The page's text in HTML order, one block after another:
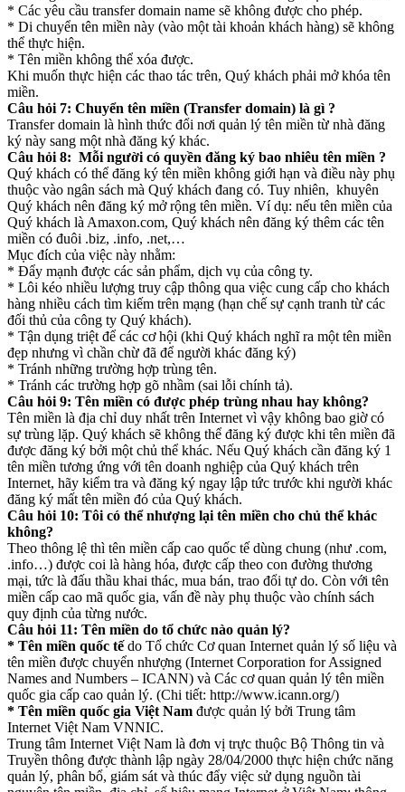
* Các yêu cầu transfer domain name sẽ không được cho phép.
* Di chuyển tên miền này (vào một tài khoản khách hàng) sẽ không
thể thực hiện.
* Tên miền không thể xóa được.
Khi muốn thực hiện các thao tác trên, Quý khách phải mở khóa tên
miền.
Câu hỏi 7: Chuyển tên miền (Transfer domain) là gì ?
Transfer domain là hình thức đổi nơi quản lý tên miền từ nhà đăng
ký này sang một nhà đăng ký khác.
Câu hỏi 8: Mỗi người có quyền đăng ký bao nhiêu tên miền ?
Quý khách có thể đăng ký tên miền không giới hạn và điều này phụ
thuộc vào ngân sách mà Quý khách đang có. Tuy nhiên, khuyên
Quý khách nên đăng ký mở rộng tên miền. Ví dụ: nếu tên miền của
Quý khách là Amaxon.com, Quý khách nên đăng ký thêm các tên
miền có đuôi .biz, .info, .net,…
Mục đích của việc này nhằm:
* Đẩy mạnh được các sản phẩm, dịch vụ của công ty.
* Lôi kéo nhiều lượng truy cập thông qua việc cung cấp cho khách
hàng nhiều cách tìm kiếm trên mạng (hạn chế sự cạnh tranh từ các
đối thủ của công ty Quý khách).
* Tận dụng triệt để các cơ hội (khi Quý khách nghĩ ra một tên miền
đẹp nhưng vì chần chừ đã để người khác đăng ký)
* Tránh những trường hợp trùng tên.
* Tránh các trường hợp gõ nhầm (sai lỗi chính tả).
Câu hỏi 9: Tên miền có được phép trùng nhau hay không?
Tên miền là địa chỉ duy nhất trên Internet vì vậy không bao giờ có
sự trùng lặp. Quý khách sẽ không thể đăng ký được khi tên miền đã
được đăng ký bởi một chủ thể khác. Nếu Quý khách cần đăng ký 1
tên miền tương ứng với tên doanh nghiệp của Quý khách trên
Internet, hãy kiểm tra và đăng ký ngay lập tức trước khi người khác
đăng ký mất tên miền đó của Quý khách.
Câu hỏi 10: Tôi có thể nhượng lại tên miền cho chủ thể khác
không?
Theo thông lệ thì tên miền cấp cao quốc tế dùng chung (như .com,
.info…) được coi là hàng hóa, được cấp theo con đường thương
mại, tức là đấu thầu khai thác, mua bán, trao đổi tự do. Còn với tên
miền cấp cao mã quốc gia, vấn đề này phụ thuộc vào chính sách
quy định của từng nước.
Câu hỏi 11: Tên miền do tổ chức nào quản lý?
* Tên miền quốc tếdo Tổ chức Cơ quan Internet quản lý số liệu và
tên miền được chuyển nhượng (Internet Corporation for Assigned
Names and Numbers – ICANN) và Các cơ quan quản lý tên miền
quốc gia cấp cao quản lý. (Chi tiết: http://www.icann.org/)
* Tên miền quốc gia Việt Nam được quản lý bởi Trung tâm
Internet Việt Nam VNNIC.
Trung tâm Internet Việt Nam là đơn vị trực thuộc Bộ Thông tin và
Truyền thông được thành lập ngày 28/04/2000 thực hiện chức năng
quản lý, phân bổ, giám sát và thúc đẩy việc sử dụng nguồn tài